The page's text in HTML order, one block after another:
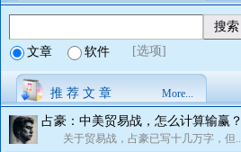
文章 软件 [选项]
推 荐 文 章 More...
占豪：中美贸易战，怎么计算输赢？
关于贸易战，占豪已写十几万字，但..